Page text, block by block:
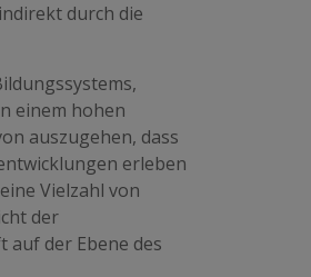
durch die
einem hohen
auszugehen, dass
erleben
Vielzahl von
der
der Ebene des